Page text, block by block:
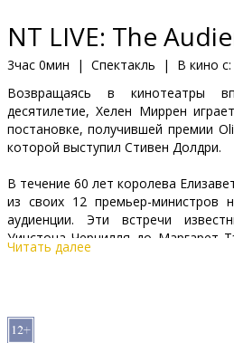
Клуб
NT LIVE: The
3час 0мин | Спектакль | В кино с:
Возвращаясь в кинотеатры
десятилетие, Хелен Миррен
постановке, получившей премии
которой выступил Стивен Долдри.
В течение 60 лет королева
из своих 12 премьер-министров
аудиенции. Эти встречи
Уинстона Черчилля до Маргарет
королева давала своим
сформировавших монарха.
Читать далее